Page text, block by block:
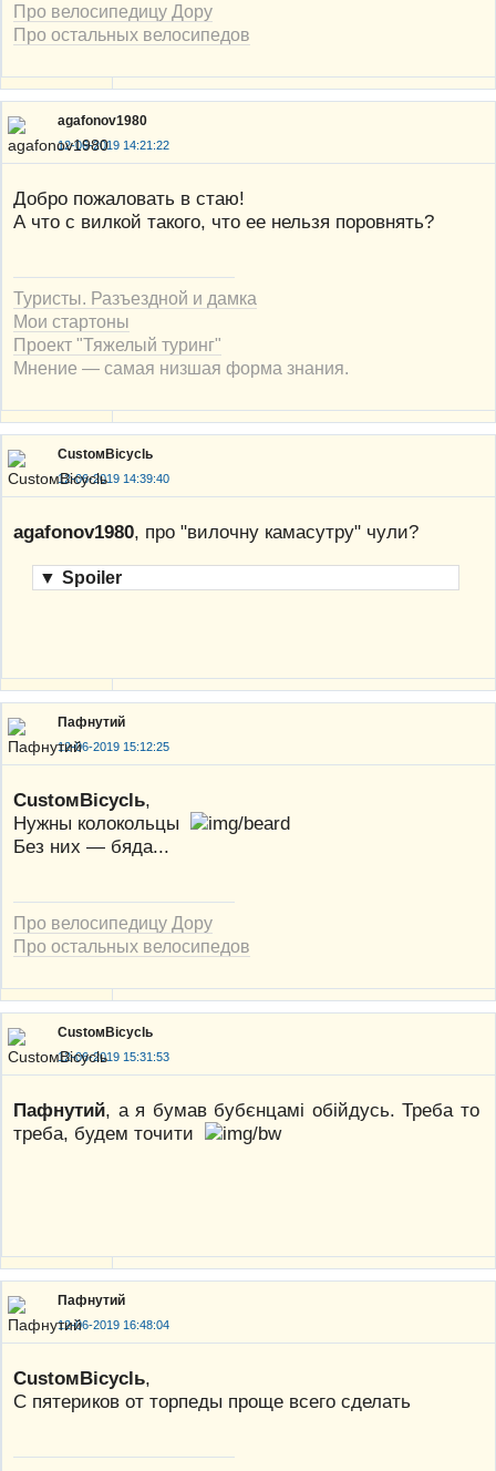
Про велосипедицу Дору
Про остальных велосипедов
agafonov1980
12-06-2019 14:21:22
Добро пожаловать в стаю!
А что с вилкой такого, что ее нельзя поровнять?
Туристы. Разъездной и дамка
Мои стартоны
Проект "Тяжелый туринг"
Мнение — самая низшая форма знания.
CustoмBicyclь
12-06-2019 14:39:40
agafonov1980, про "вилочну камасутру" чули?
▼ Spoiler
Пафнутий
12-06-2019 15:12:25
CustoмBicyclь,
Нужны колокольцы
Без них — бяда...
Про велосипедицу Дору
Про остальных велосипедов
CustoмBicyclь
12-06-2019 15:31:53
Пафнутий, а я бумав бубєнцамі обійдусь. Треба то
треба, будем точити
Пафнутий
12-06-2019 16:48:04
CustoмBicyclь,
С пятериков от торпеды проще всего сделать